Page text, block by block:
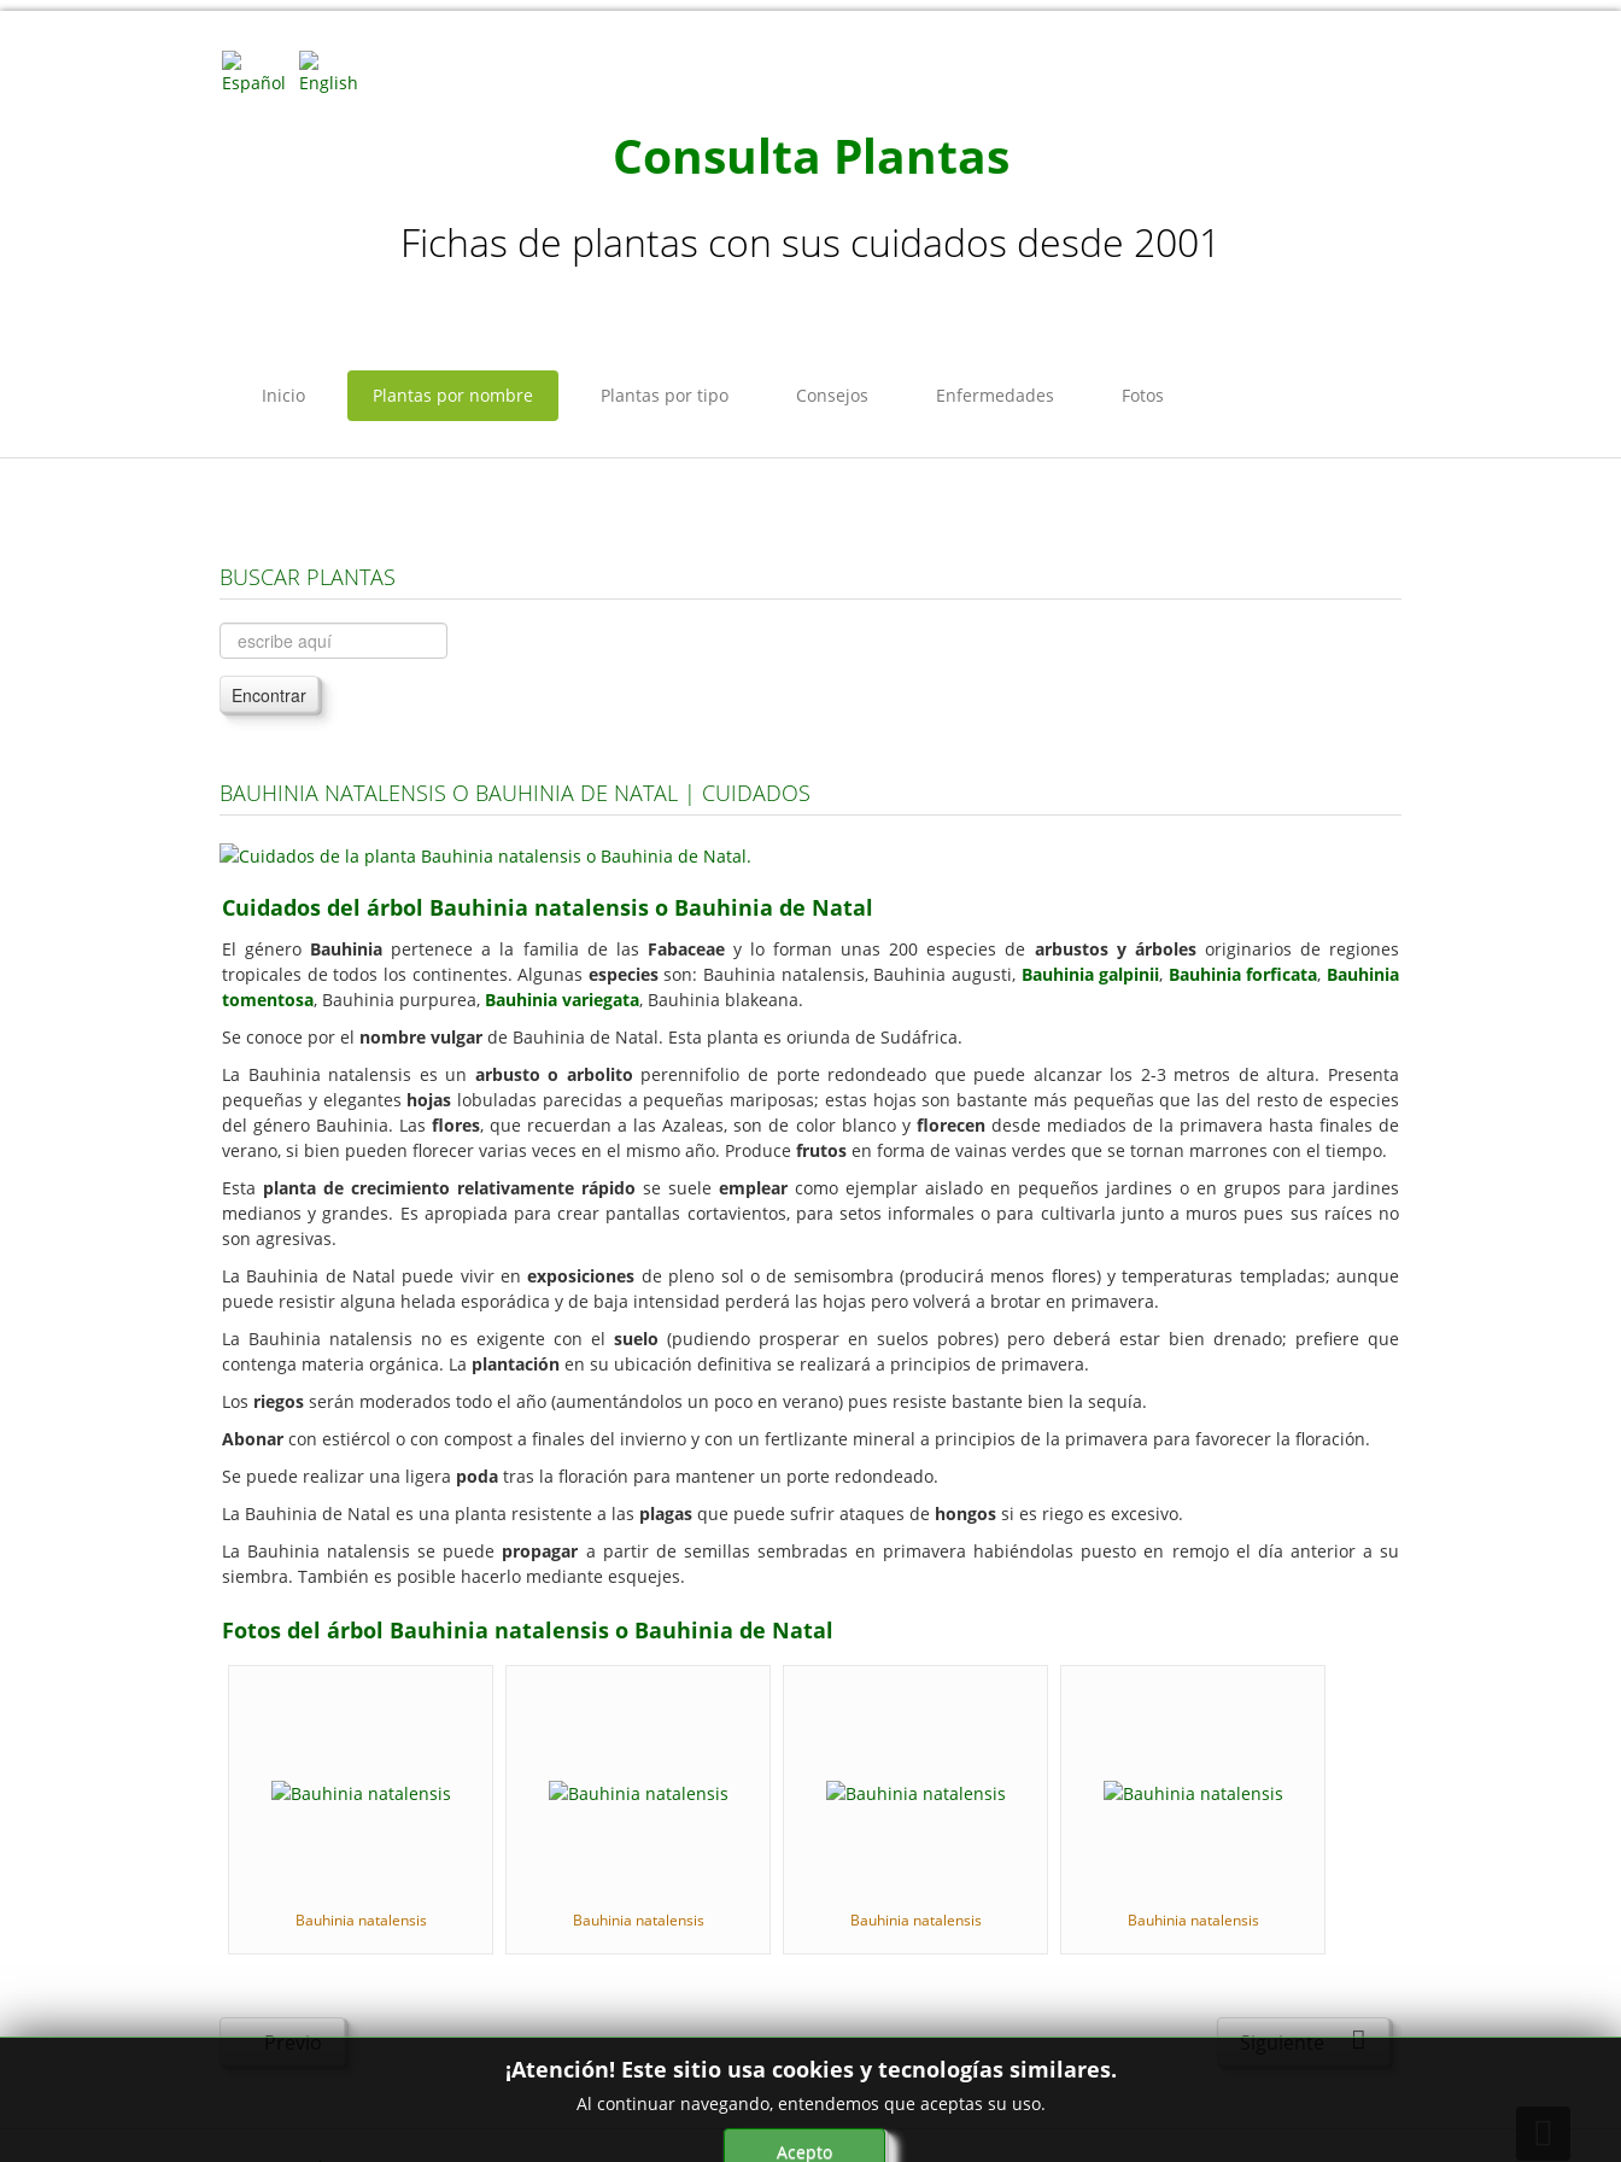
Consulta Plantas
Fichas de plantas con sus cuidados desde 2001
Inicio Plantas por nombre Plantas por tipo Consejos Enfermedades Fotos
BUSCAR PLANTAS
Encontrar
BAUHINIA NATALENSIS O BAUHINIA DE NATAL | CUIDADOS
Cuidados del árbol Bauhinia natalensis o Bauhinia de Natal
El género Bauhinia pertenece a la familia de las Fabaceaey lo forman unas 200 especies de arbustos y árbolesoriginarios de regiones
tropicales de todos los continentes. Algunas especiesson: Bauhinia natalensis, Bauhinia augusti, Bauhinia galpinii, Bauhinia forficata, Bauhinia
tomentosa, Bauhinia purpurea, Bauhinia variegata, Bauhinia blakeana.
Se conoce por el nombre vulgar de Bauhinia de Natal. Esta planta es oriunda de Sudáfrica.
La Bauhinia natalensis es un arbusto o arbolito perennifolio de porte redondeado que puede alcanzar los 2-3 metros de altura. Presenta
pequeñas y elegantes hojas lobuladas parecidas a pequeñas mariposas; estas hojas son bastante más pequeñas que las del resto de especies
del género Bauhinia. Lasflores, que recuerdan a las Azaleas, son de color blanco y florecendesde mediados de la primavera hasta finales de
verano, si bien pueden florecer varias veces en el mismo año. Produce frutos en forma de vainas verdes que se tornan marrones con el tiempo.
Esta planta de crecimiento relativamente rápido se suele emplear como ejemplar aislado en pequeños jardines o en grupos para jardines
medianos y grandes. Es apropiada para crear pantallas cortavientos, para setos informales o para cultivarla junto a muros pues sus raíces no
son agresivas.
La Bauhinia de Natal puede vivir enexposiciones de pleno sol o de semisombra (producirá menos flores) y temperaturas templadas; aunque
puede resistir alguna helada esporádica y de baja intensidad perderá las hojas pero volverá a brotar en primavera.
La Bauhinia natalensis no es exigente con el suelo (pudiendo prosperar en suelos pobres) pero deberá estar bien drenado; prefiere que
contenga materia orgánica. La plantación en su ubicación definitiva se realizará a principios de primavera.
Los riegos serán moderados todo el año (aumentándolos un poco en verano) pues resiste bastante bien la sequía.
Abonar con estiércol o con compost a finales del invierno y con un fertlizante mineral a principios de la primavera para favorecer la floración.
Se puede realizar una ligera poda tras la floración para mantener un porte redondeado.
La Bauhinia de Natal es una planta resistente a las plagas que puede sufrir ataques de hongos si es riego es excesivo.
La Bauhinia natalensis se puede propagar a partir de semillas sembradas en primavera habiéndolas puesto en remojo el día anterior a su
siembra. También es posible hacerlo mediante esquejes.
Fotos del árbol Bauhinia natalensis o Bauhinia de Natal
Bauhinia natalensis Bauhinia natalensis Bauhinia natalensis Bauhinia natalensis
Previo Siguiente
¡Atención! Este sitio usa cookies y tecnologías similares.
Al continuar navegando, entendemos que aceptas su uso.
Acepto